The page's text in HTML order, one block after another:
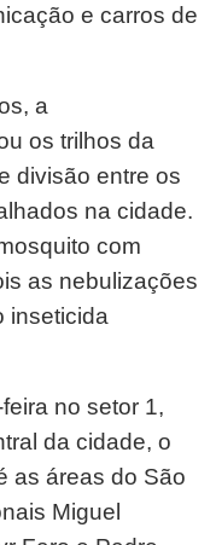
e carros de
a
os trilhos da
divisão entre os
na cidade.
com
as nebulizações
inseticida
no setor 1,
da cidade, o
as áreas do São
Miguel